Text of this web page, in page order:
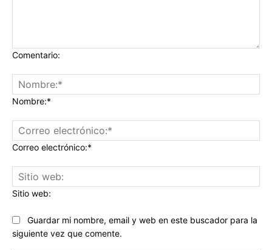
Comentario:
Nombre:*
Correo electrónico:*
Sitio web:
Guardar mi nombre, email y web en este buscador para la
siguiente vez que comente.